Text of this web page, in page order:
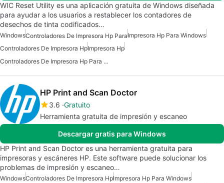
WIC Reset Utility es una aplicación gratuita de Windows diseñada
para ayudar a los usuarios a restablecer los contadores de
desechos de tinta codificados…
WindowsControladores De Impresora Hp ParaImpresora Hp Para Windows
Controladores De Impresora HpImpresora Hp
Controladores De Impresora Hp Para Windows
HP Print and Scan Doctor
3.6 Gratuito
Herramienta gratuita de impresión y escaneo
Descargar gratis para Windows
HP Print and Scan Doctor es una herramienta gratuita para
impresoras y escáneres HP. Este software puede solucionar los
problemas de impresión y escaneo…
WindowsControladores De Impresora HpImpresora Hp Para Windows